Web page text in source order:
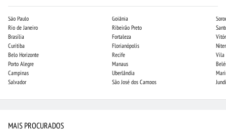
São Paulo
Rio de Janeiro
Brasília
Curitiba
Belo Horizonte
Porto Alegre
Campinas
Salvador
Goiânia
Ribeirão Preto
Fortaleza
Florianópolis
Recife
Manaus
Uberlândia
São José dos Campos
Vila
MAIS PROCURADOS